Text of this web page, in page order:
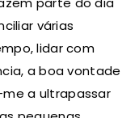
várias
lidar com
a boa vontade
a ultrapassar